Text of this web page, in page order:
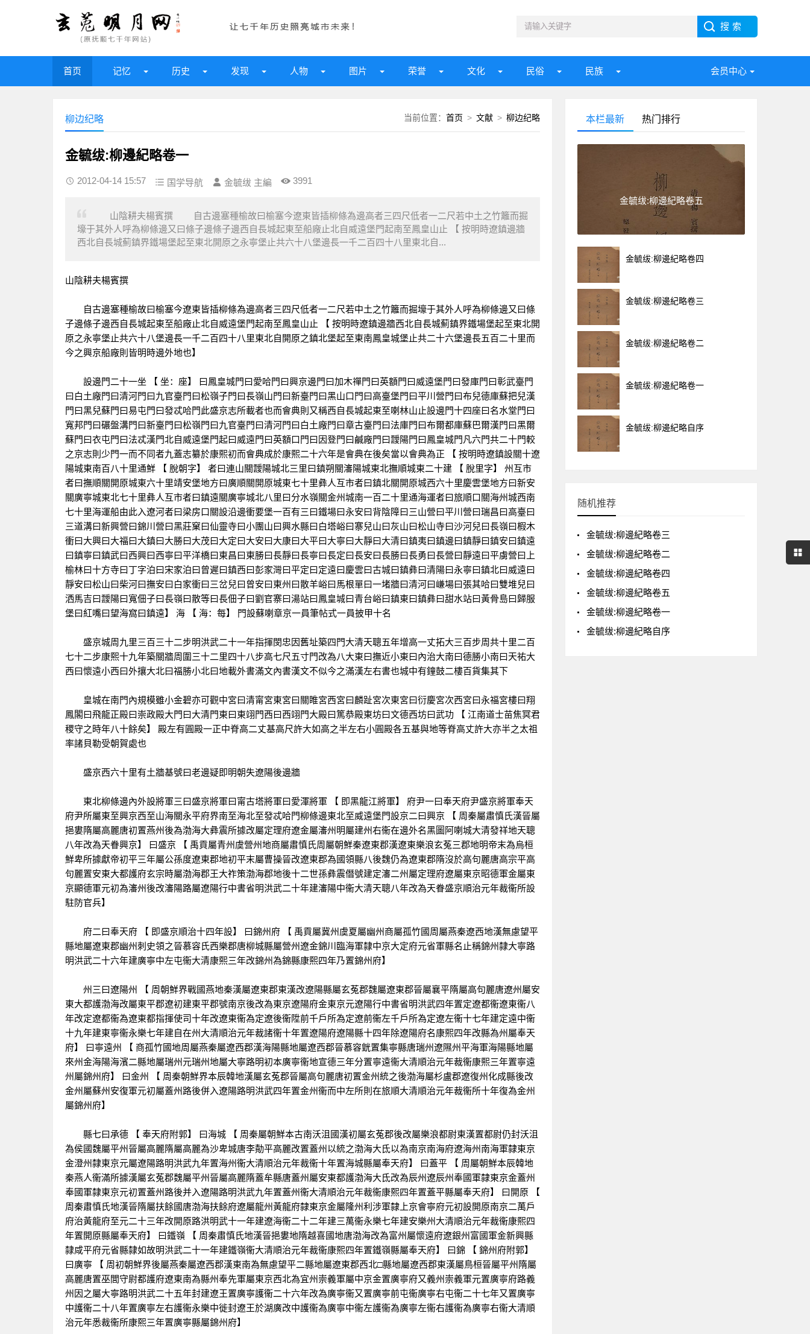
首页 记忆 历史 发现 人物 图片 荣誉 文化 民俗 民族 会员中心
当前位置： 首页 > 文献 > 柳边纪略
柳边纪略
金毓绂:柳邊紀略卷一
2012-04-14 15:57 国学导航 金毓绂 主編 3991
山陰耕夫楊賓撰 自古邊塞種榆故曰榆塞今遼東皆插柳條為邊高者三四尺低者一二尺若中土之竹籬而掘
壕于其外人呼為柳條邊又曰條子邊條子邊西自長城起東至船廠止北自威遠堡門起南至鳳皇山止 【 按明時遼鎮邊牆
西北自長城薊鎮界鐵場堡起至東北開原之永寧堡止共六十八堡邊長一千二百四十八里東北自...
山陰耕夫楊賓撰
自古邊塞種榆故曰榆塞今遼東皆插柳條為邊高者三四尺低者一二尺若中土之竹籬而掘壕于其外人呼為柳條邊又曰條
子邊條子邊西自長城起東至船廠止北自威遠堡門起南至鳳皇山止 【 按明時遼鎮邊牆西北自長城薊鎮界鐵場堡起至東北開
原之永寧堡止共六十八堡邊長一千二百四十八里東北自開原之鎮北堡起至東南鳳皇城堡止共二十六堡邊長五百二十里而
今之興京船廠則皆明時邊外地也】
設邊門二十一坐 【 坐：座】 曰鳳皇城門曰愛哈門曰興京邊門曰加木禪門曰英額門曰威遠堡門曰發庫門曰彰武臺門
曰白土廠門曰清河門曰九官臺門曰松嶺子門曰長嶺山門曰新臺門曰黑山口門曰高臺堡門曰平川營門曰布兒德庫蘇把兒漢
門曰黑兒蘇門曰易屯門曰發忒哈門此盛京志所載者也而會典則又稱西自長城起東至喇林山止設邊門十四座曰名水堂門曰
寬邦門曰碾盤溝門曰新臺門曰松嶺門曰九官臺門曰清河門曰白土廠門曰章古臺門曰法庫門曰布爾都庫蘇巴爾漢門曰黑爾
蘇門曰衣屯門曰法忒漢門北自威遠堡門起曰威遠門曰英額口門曰因登門曰鹹廠門曰靉陽門曰鳳皇城門凡六門共二十門較
之京志則少門一而不同者九蓋志纂於康熙初而會典成於康熙二十六年是會典在後矣當以會典為正 【 按明時遼鎮設關十遼
陽城東南百八十里通鮮 【 脫朝字】 者曰連山關靉陽城北三里曰鎮朔關瀋陽城東北撫順城東二十建 【 脫里字】 州互市
者曰撫順關開原城東六十里靖安堡地方曰廣順關開原城東七十里彝人互市者曰鎮北關開原城西六十里慶雲堡地方曰新安
關廣寧城東北七十里彝人互市者曰鎮遠關廣寧城北八里曰分水嶺關金州城南一百二十里通海運者曰旅順口關海州城西南
七十里海運船由此入遼河者曰梁房口關設沿邊衝要堡一百有三曰鐵場曰永安曰背陰障曰三山營曰平川營曰瑞昌曰高臺曰
三道溝曰新興營曰錦川營曰黑莊窠曰仙靈寺曰小團山曰興水縣曰白塔峪曰寨兒山曰灰山曰松山寺曰沙河兒曰長嶺曰椵木
衝曰大興曰大福曰大鎮曰大勝曰大茂曰大定曰大安曰大康曰大平曰大寧曰大靜曰大清曰鎮夷曰鎮邊曰鎮靜曰鎮安曰鎮遠
曰鎮寧曰鎮武曰西興曰西寧曰平洋橋曰東昌曰東勝曰長靜曰長寧曰長定曰長安曰長勝曰長勇曰長營曰靜遠曰平虜營曰上
榆林曰十方寺曰丁字泊曰宋家泊曰曾遲曰鎮西曰彭家灣曰平定曰定遠曰慶雲曰古城曰鎮彝曰清陽曰永寧曰鎮北曰威遠曰
靜安曰松山曰柴河曰撫安曰白家衝曰三岔兒曰曾安曰東州曰散羊峪曰馬根單曰一堵牆曰清河曰嵰場曰張其哈曰雙堆兒曰
洒馬吉曰靉陽曰寬佃子曰長嶺曰散等曰長佃子曰劉官寨曰湯站曰鳳皇城曰青台峪曰鎮東曰鎮彝曰甜水站曰黃骨島曰歸服
堡曰紅嘴曰望海窩曰鎮遠】 海 【 海：每】 門設蘇喇章京一員筆帖式一員披甲十名
盛京城周九里三百三十二步明洪武二十一年指揮閔忠因舊址築四門大清天聰五年增高一丈拓大三百步周共十里二百
七十二步康熙十九年築關牆周圍三十二里四十八步高七尺五寸門改為八大東曰撫近小東曰內治大南曰德勝小南曰天祐大
西曰懷遠小西曰外攘大北曰福勝小北曰地載外書滿文內書漢文不似今之滿漢左右書也城中有鐘鼓二樓百貨集其下
皇城在南門內規模雖小金碧亦可觀中宮曰清甯宮東宮曰關睢宮西宮曰麟趾宮次東宮曰衍慶宮次西宮曰永福宮樓曰翔
鳳閣曰飛龍正殿曰崇政殿大門曰大清門東曰東翊門西曰西翊門大殿曰篤恭殿東坊曰文德西坊曰武功 【 江南道士苗焦冥君
稷守之時年八十餘矣】 殿左有圓殿一正中脊高二丈基高尺許大如高之半左右小圓殿各五基與地等脊高丈許大亦半之太祖
率諸貝勒受朝賀處也
盛京西六十里有土牆基號曰老邊疑即明朝失遼陽後邊牆
東北柳條邊內外設將軍三曰盛京將軍曰甯古塔將軍曰愛渾將軍 【 即黑龍江將軍】 府尹一曰奉天府尹盛京將軍奉天
府尹所屬東至興京西至山海關永平府界南至海北至發忒哈門柳條邊東北至威遠堡門設京二曰興京 【 周秦屬肅慎氏漢晉屬
挹婁隋屬高麗唐初置燕州後為渤海大彝震所據改屬定理府遼金屬瀋州明屬建州右衞在邊外名黑圖阿喇城大清發祥地天聰
八年改為天眷興京】 曰盛京 【 禹貢屬青州虞營州地商屬肅慎氏周屬朝鮮秦遼東郡漢遼東樂浪玄菟三郡地明帝末為烏桓
鮮卑所據獻帝初平三年屬公孫度遼東郡地初平末屬曹操晉改遼東郡為國領縣八後魏仍為遼東郡隋沒於高句麗唐高宗平高
句麗置安東大都護府玄宗時屬渤海郡王大祚策渤海郡地後十二世孫彝震僭號建定瀋二州屬定理府遼屬東京昭德軍金屬東
京顯德軍元初為瀋州後改瀋陽路屬遼陽行中書省明洪武二十年建瀋陽中衞大清天聰八年改為天眷盛京順治元年裁衞所設
駐防官兵】
府二曰奉天府 【 即盛京順治十四年設】 曰錦州府 【 禹貢屬冀州虞夏屬幽州商屬孤竹國周屬燕秦遼西地漢無慮望平
縣地屬遼東郡幽州刺史領之晉慕容氏西樂郡唐柳城縣屬營州遼金錦川臨海軍隸中京大定府元省軍縣名止稱錦州隸大寧路
明洪武二十六年建廣寧中左屯衞大清康熙三年改錦州為錦縣康熙四年乃置錦州府】
州三曰遼陽州 【 周朝鮮界戰國燕地秦漢屬遼東郡東漢改遼陽縣屬玄菟郡魏屬遼東郡晉屬襄平隋屬高句麗唐遼州屬安
東大都護渤海改屬東平郡遼初建東平郡號南京後改為東京遼陽府金東京元遼陽行中書省明洪武四年置定遼都衞遼東衞八
年改定遼都衞為遼東都指揮使司十年改遼東衞為定遼後衞陞前千戶所為定遼前衞左千戶所為定遼左衞十七年建定遠中衞
十九年建東寧衞永樂七年建自在州大清順治元年裁諸衞十年置遼陽府遼陽縣十四年除遼陽府名康熙四年改縣為州屬奉天
府】 曰寧遠州 【 商孤竹國地周屬燕秦屬遼西郡漢海陽縣地屬遼西郡晉慕容皝置集寧縣唐瑞州遼隰州平海軍海陽縣地屬
來州金海陽海濱二縣地屬瑞州元瑞州地屬大寧路明初本廣寧衞地宣德三年分置寧遠衞大清順治元年裁衞康熙三年置寧遠
州屬錦州府】 曰金州 【 周秦朝鮮界本辰韓地漢屬玄菟郡晉屬高句麗唐初置金州統之後渤海屬杉盧郡遼復州化成縣後改
金州屬蘇州安復軍元初屬蓋州路後併入遼陽路明洪武四年置金州衞而中左所則在旅順大清順治元年裁衞所十年復為金州
屬錦州府】
縣七曰承德 【 奉天府附郭】 曰海城 【 周秦屬朝鮮本古南沃沮國漢初屬玄菟郡後改屬樂浪都尉東漢置都尉仍封沃沮
為侯國魏屬平州晉屬高麗隋屬高麗為沙卑城唐李勣平高麗改置蓋州以統之渤海大氐以為南京南海府遼海州南海軍隸東京
金澄州隸東京元屬遼陽路明洪武九年置海州衞大清順治元年裁衞十年置海城縣屬奉天府】 曰蓋平 【 周屬朝鮮本辰韓地
秦燕人衞滿所據漢屬玄菟郡魏屬平州晉屬高麗隋蓋牟縣唐蓋州屬安東都護渤海大氐改為辰州遼辰州奉國軍隸東京金蓋州
奉國軍隸東京元初置蓋州路後并入遼陽路明洪武九年置蓋州衞大清順治元年裁衞康熙四年置蓋平縣屬奉天府】 曰開原 【
周秦肅慎氏地漢晉隋屬扶餘國唐渤海扶餘府遼屬龍州黃龍府隸東京金屬隆州利涉軍隸上京會寧府元初設開原南京二萬戶
府治黃龍府至元二十三年改開原路洪明武十一年建遼海衞二十二年建三萬衞永樂七年建安樂州大清順治元年裁衞康熙四
年置開原縣屬奉天府】 曰鐵嶺 【 周秦肅慎氏地漢晉挹婁地隋越喜國地唐渤海改為富州屬懷遠府遼銀州富國軍金新興縣
隸咸平府元省縣隸如故明洪武二十一年建鐵嶺衞大清順治元年裁衞康熙四年置鐵嶺縣屬奉天府】 曰錦 【 錦州府附郭】
曰廣寧 【 周初朝鮮界後屬燕秦屬遼西郡漢東南為無慮望平二縣地屬遼東郡西北□縣地屬遼西郡東漢屬鳥桓晉屬平州隋屬
高麗唐置巫閭守尉都護府遼東南為縣州奉先軍屬東京西北為宜州崇義軍屬中京金置廣寧府又義州崇義軍元置廣寧府路義
州因之屬大寧路明洪武二十五年封建遼王置廣寧護衞二十六年改為廣寧衞又置廣寧前屯衞廣寧右屯衞二十七年又置廣寧
中護衞二十八年置廣寧左右護衞永樂中徙封遼王於湖廣改中護衞為廣寧中衞左護衞為廣寧左衞右護衞為廣寧右衞大清順
治元年悉裁衞所康熙三年置廣寧縣屬錦州府】
本栏最新 热门排行
金毓绂:柳邊紀略卷五
金毓绂:柳邊紀略卷四
金毓绂:柳邊紀略卷三
金毓绂:柳邊紀略卷二
金毓绂:柳邊紀略卷一
金毓绂:柳邊紀略自序
随机推荐
金毓绂:柳邊紀略卷三
金毓绂:柳邊紀略卷二
金毓绂:柳邊紀略卷四
金毓绂:柳邊紀略卷五
金毓绂:柳邊紀略卷一
金毓绂:柳邊紀略自序